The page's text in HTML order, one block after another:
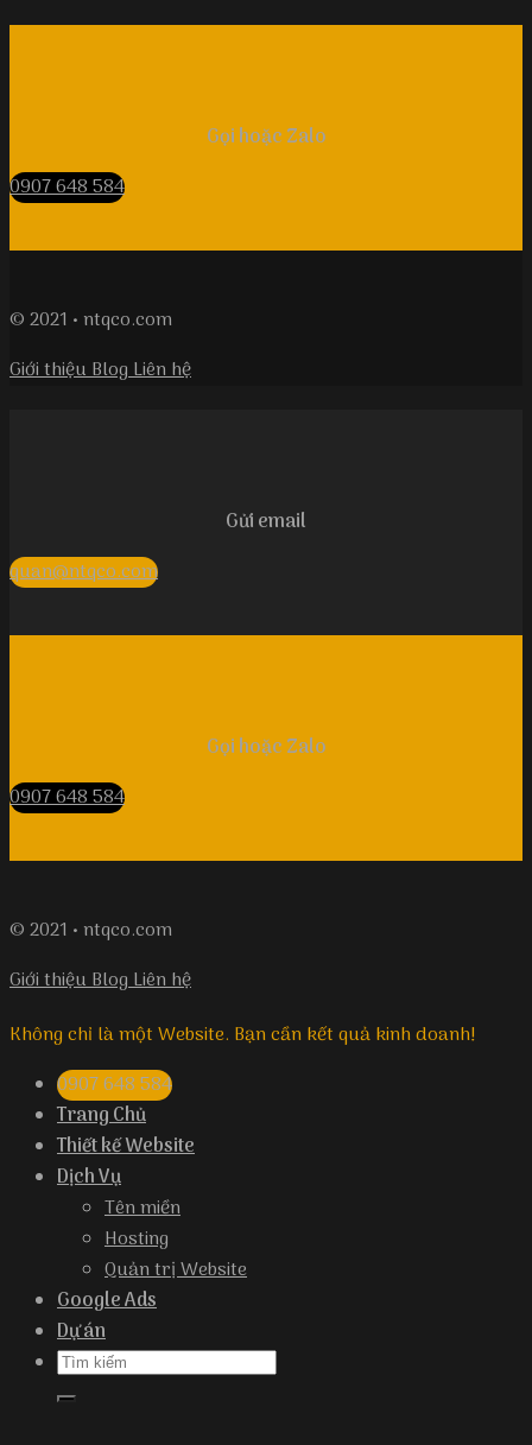
Gọi hoặc Zalo
0907 648 584
© 2021 • ntqco.com
Giới thiệuBlogLiên hệ
Gửi email
quan@ntqco.com
Gọi hoặc Zalo
0907 648 584
© 2021 • ntqco.com
Giới thiệuBlogLiên hệ
Không chỉ là một Website. Bạn cần kết quả kinh doanh!
0907 648 584
Trang Chủ
Thiết kế Website
Dịch Vụ
Tên miền
Hosting
Quản trị Website
Google Ads
Dự án